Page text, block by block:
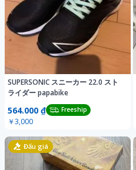
SUPERSONIC スニーカー 22.0 スト
ライダー papabike
564.000 ₫ Freeship
￥3,000
Đấu giá